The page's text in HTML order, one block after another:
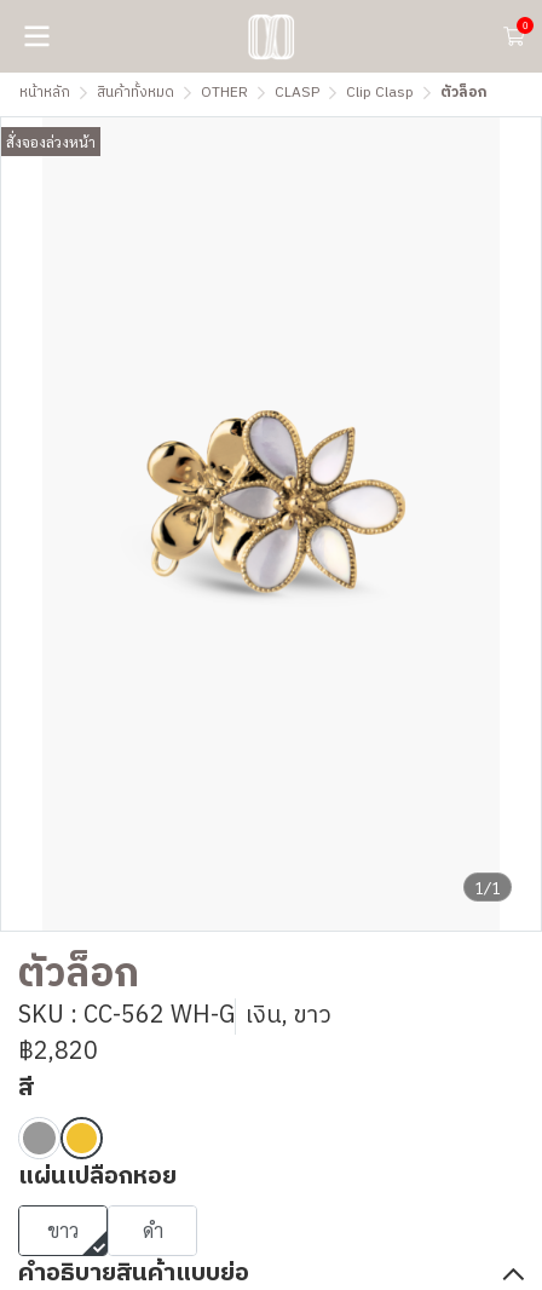
0
หน้าหลัก สินค้าทั้งหมด OTHER CLASP Clip Clasp ตัวล็อก
1/1
สั่งจองล่วงหน้า
ตัวล็อก
SKU : CC-562 WH-G เงิน, ขาว
฿2,820
สี
แผ่นเปลือกหอย
ขาว ดำ
คำอธิบายสินค้าแบบย่อ